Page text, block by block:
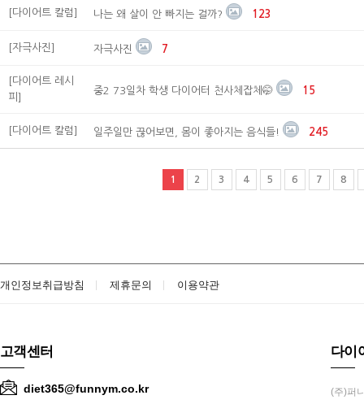
[다이어트 칼럼] 나는 왜 살이 안 빠지는 걸까? 123
[자극사진] 자극사진 7
[다이어트 레시
피]
중2 73일차 학생 다이어터 천사체잡체🤭 15
[다이어트 칼럼] 일주일만 끊어보면, 몸이 좋아지는 음식들! 245
1 2 3 4 5 6 7 8
개인정보취급방침 제휴문의 이용약관
고객센터
diet365@funnym.co.kr
다이
(주)퍼